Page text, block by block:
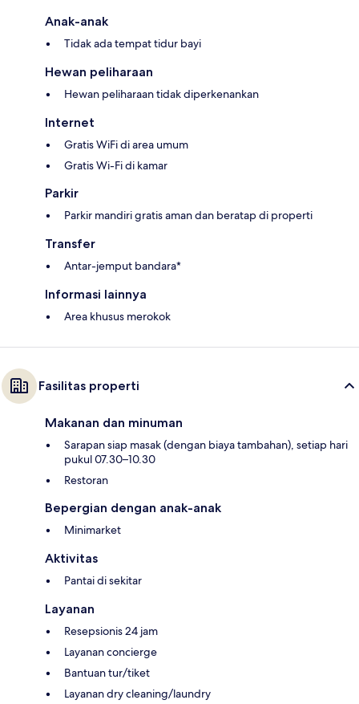
Anak-anak
Tidak ada tempat tidur bayi
Hewan peliharaan
Hewan peliharaan tidak diperkenankan
Internet
Gratis WiFi di area umum
Gratis Wi-Fi di kamar
Parkir
Parkir mandiri gratis aman dan beratap di properti
Transfer
Antar-jemput bandara*
Informasi lainnya
Area khusus merokok
Fasilitas properti
Makanan dan minuman
Sarapan siap masak (dengan biaya tambahan), setiap hari
pukul 07.30–10.30
Restoran
Bepergian dengan anak-anak
Minimarket
Aktivitas
Pantai di sekitar
Layanan
Resepsionis 24 jam
Layanan concierge
Bantuan tur/tiket
Layanan dry cleaning/laundry